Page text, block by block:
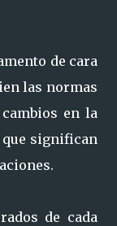
de cara
las normas
en la
que significan
de cada